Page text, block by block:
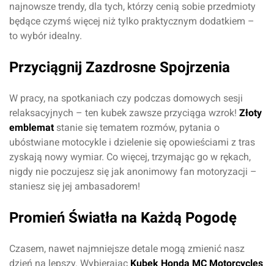
najnowsze trendy, dla tych, którzy cenią sobie przedmioty
będące czymś więcej niż tylko praktycznym dodatkiem –
to wybór idealny.
Przyciągnij Zazdrosne Spojrzenia
W pracy, na spotkaniach czy podczas domowych sesji
relaksacyjnych – ten kubek zawsze przyciąga wzrok! Złoty
emblematstanie się tematem rozmów, pytania o
ubóstwiane motocykle i dzielenie się opowieściami z tras
zyskają nowy wymiar. Co więcej, trzymając go w rękach,
nigdy nie poczujesz się jak anonimowy fan motoryzacji –
staniesz się jej ambasadorem!
Promień Światła na Każdą Pogodę
Czasem, nawet najmniejsze detale mogą zmienić nasz
dzień na lepszy. Wybierając Kubek Honda MC Motorcycles